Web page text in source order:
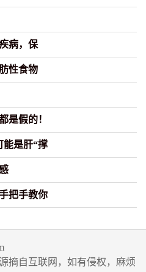
病，保
性食物
是假的！
能是肝“撑
把手教你
摘自互联网，如有侵权，麻烦